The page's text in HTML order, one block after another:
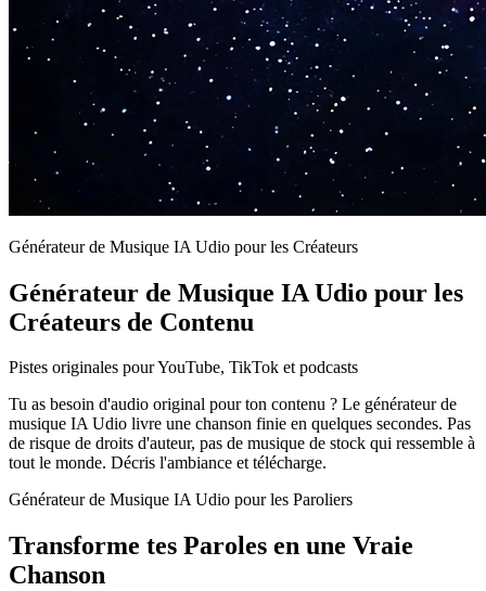
Générateur de Musique IA Udio pour les Créateurs
Générateur de Musique IA Udio pour les
Créateurs de Contenu
Pistes originales pour YouTube, TikTok et podcasts
Tu as besoin d'audio original pour ton contenu ? Le générateur de
musique IA Udio livre une chanson finie en quelques secondes. Pas
de risque de droits d'auteur, pas de musique de stock qui ressemble à
tout le monde. Décris l'ambiance et télécharge.
Générateur de Musique IA Udio pour les Paroliers
Transforme tes Paroles en une Vraie
Chanson